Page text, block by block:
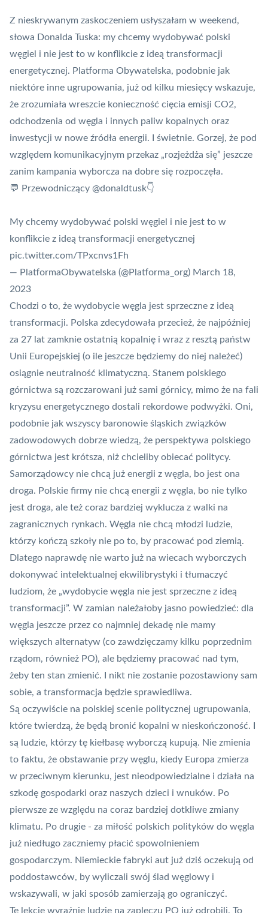
Z nieskrywanym zaskoczeniem usłyszałam w weekend,
słowa Donalda Tuska: my chcemy wydobywać polski
węgiel i nie jest to w konflikcie z ideą transformacji
energetycznej. Platforma Obywatelska, podobnie jak
niektóre inne ugrupowania, już od kilku miesięcy wskazuje,
że zrozumiała wreszcie konieczność cięcia emisji CO2,
odchodzenia od węgla i innych paliw kopalnych oraz
inwestycji w nowe źródła energii. I świetnie. Gorzej, że pod
względem komunikacyjnym przekaz „rozjeżdża się” jeszcze
zanim kampania wyborcza na dobre się rozpoczęła.
💬 Przewodniczący @donaldtusk👇
My chcemy wydobywać polski węgiel i nie jest to w
konflikcie z ideą transformacji energetycznej
pic.twitter.com/TPxcnvs1Fh
— PlatformaObywatelska (@Platforma_org) March 18,
2023
Chodzi o to, że wydobycie węgla jest sprzeczne z ideą
transformacji. Polska zdecydowała przecież, że najpóźniej
za 27 lat zamknie ostatnią kopalnię i wraz z resztą państw
Unii Europejskiej (o ile jeszcze będziemy do niej należeć)
osiągnie neutralność klimatyczną. Stanem polskiego
górnictwa są rozczarowani już sami górnicy, mimo że na fali
kryzysu energetycznego dostali rekordowe podwyżki. Oni,
podobnie jak wszyscy baronowie śląskich związków
zadowodowych dobrze wiedzą, że perspektywa polskiego
górnictwa jest krótsza, niż chcieliby obiecać politycy.
Samorządowcy nie chcą już energii z węgla, bo jest ona
droga. Polskie firmy nie chcą energii z węgla, bo nie tylko
jest droga, ale też coraz bardziej wyklucza z walki na
zagranicznych rynkach. Węgla nie chcą młodzi ludzie,
którzy kończą szkoły nie po to, by pracować pod ziemią.
Dlatego naprawdę nie warto już na wiecach wyborczych
dokonywać intelektualnej ekwilibrystyki i tłumaczyć
ludziom, że „wydobycie węgla nie jest sprzeczne z ideą
transformacji”. W zamian należałoby jasno powiedzieć: dla
węgla jeszcze przez co najmniej dekadę nie mamy
większych alternatyw (co zawdzięczamy kilku poprzednim
rządom, również PO), ale będziemy pracować nad tym,
żeby ten stan zmienić. I nikt nie zostanie pozostawiony sam
sobie, a transformacja będzie sprawiedliwa.
Są oczywiście na polskiej scenie politycznej ugrupowania,
które twierdzą, że będą bronić kopalni w nieskończoność. I
są ludzie, którzy tę kiełbasę wyborczą kupują. Nie zmienia
to faktu, że obstawanie przy węglu, kiedy Europa zmierza
w przeciwnym kierunku, jest nieodpowiedzialne i działa na
szkodę gospodarki oraz naszych dzieci i wnuków. Po
pierwsze ze względu na coraz bardziej dotkliwe zmiany
klimatu. Po drugie - za miłość polskich polityków do węgla
już niedługo zaczniemy płacić spowolnieniem
gospodarczym. Niemieckie fabryki aut już dziś oczekują od
poddostawców, by wyliczali swój ślad węglowy i
wskazywali, w jaki sposób zamierzają go ograniczyć.
Tę lekcję wyraźnie ludzie na zapleczu PO już odrobili. To